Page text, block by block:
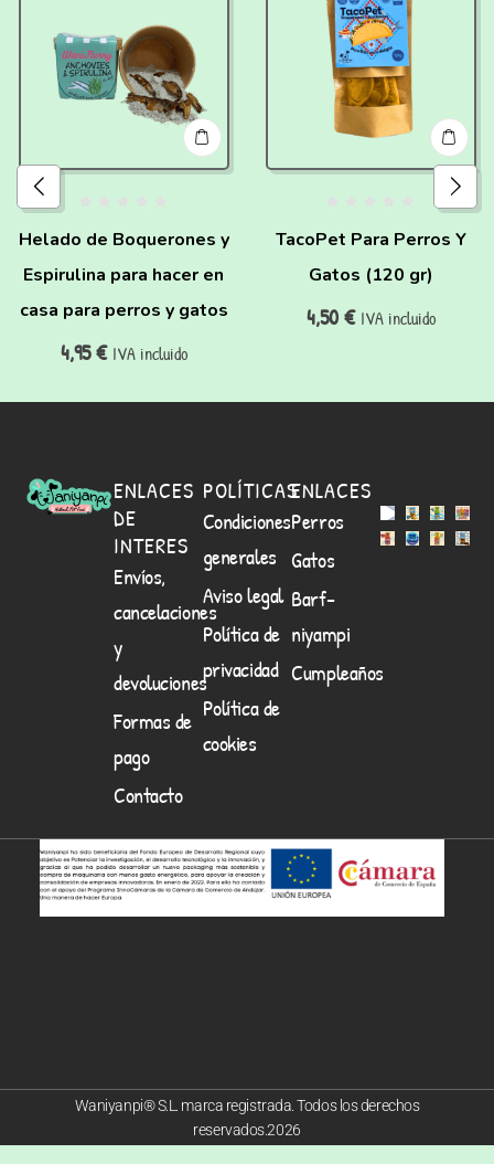
Helado de Boquerones y
Espirulina para hacer en
casa para perros y gatos
4,95€ IVA incluido
TacoPet Para Perros Y
Gatos (120 gr)
4,50€ IVA incluido
ENLACES
DE
INTERES
Envíos,
cancelaciones
y
devoluciones
Formas de
pago
Contacto
POLÍTICAS
Condiciones
generales
Aviso legal
Política de
privacidad
Política de
cookies
ENLACES
Perros
Gatos
Barf-
niyampi
Cumpleaños
Waniyanpi® S.L. marca registrada. Todos los derechos
reservados.2026